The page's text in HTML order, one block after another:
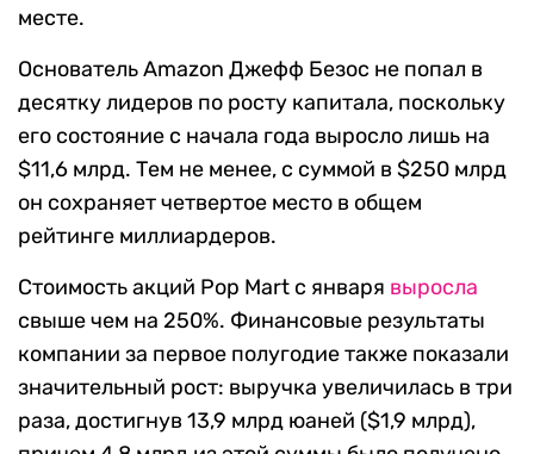
месте.
Основатель Amazon Джефф Безос не попал в
десятку лидеров по росту капитала, поскольку
его состояние с начала года выросло лишь на
$11,6 млрд. Тем не менее, с суммой в $250 млрд
он сохраняет четвертое место в общем
рейтинге миллиардеров.
Стоимость акций Pop Mart с января выросла
свыше чем на 250%. Финансовые результаты
компании за первое полугодие также показали
значительный рост: выручка увеличилась в три
раза, достигнув 13,9 млрд юаней ($1,9 млрд),